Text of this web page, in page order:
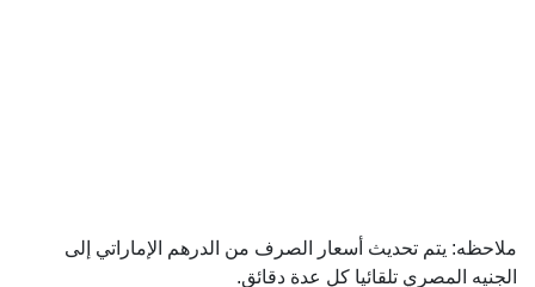
ملاحظه: يتم تحديث أسعار الصرف من الدرهم الإماراتي إلى
الجنيه المصري تلقائيا كل عدة دقائق.